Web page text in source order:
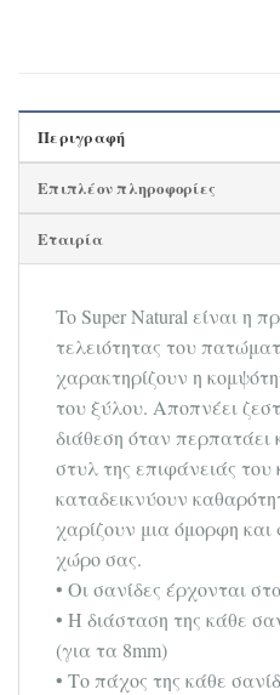
Περιγραφή
Επιπλέον πληροφορίες
Εταιρία
To Super Natural είναι η
τελειότητας του
χαρακτηρίζουν η
του ξύλου. Αποπνέει
διάθεση όταν
στυλ της επιφάνειάς
καταδεικνύουν
χαρίζουν μια όμορφη και
χώρο σας.
• Οι σανίδες έρχονται
• Η διάσταση της κάθε
(για τα 8mm)
• Το πάχος της κάθε